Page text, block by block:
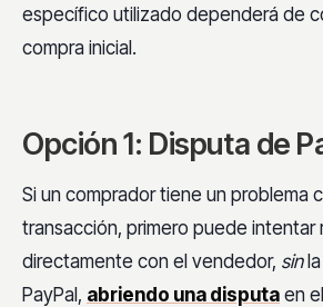
específico utilizado dependerá de
compra inicial.
Opción 1: Disputa de
Si un comprador tiene un problema
transacción, primero puede intentar
directamente con el vendedor, sinla
PayPal, abriendo una disputa en